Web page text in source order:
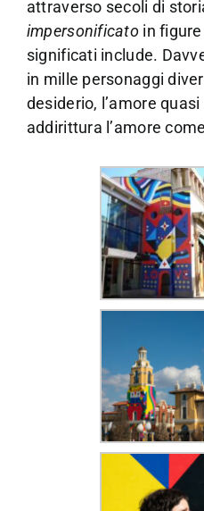
attraverso secoli di
impersonificato in
significati include.
in mille personaggi
desiderio, l’amore
addirittura l’amore